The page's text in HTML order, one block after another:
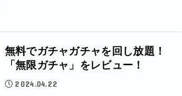
無料でガチャガチャを回し放題！
「無限ガチャ」をレビュー！
2024.04.22